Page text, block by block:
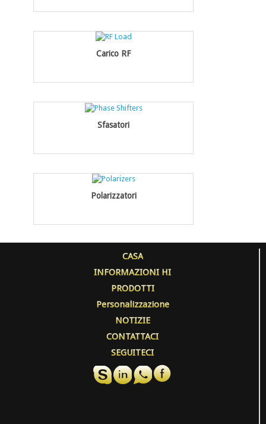
Carico RF
Sfasatori
Polarizzatori
CASA
INFORMAZIONI HI
PRODOTTI
Personalizzazione
NOTIZIE
CONTATTACI
SEGUITECI